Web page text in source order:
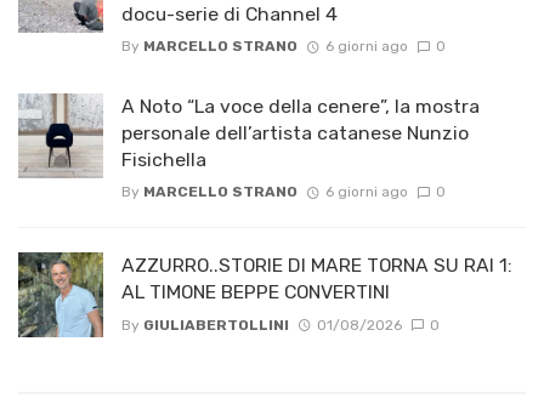
docu-serie di Channel 4
By MARCELLO STRANO 6 giorni ago 0
A Noto “La voce della cenere”, la mostra
personale dell’artista catanese Nunzio
Fisichella
By MARCELLO STRANO 6 giorni ago 0
AZZURRO..STORIE DI MARE TORNA SU RAI 1:
AL TIMONE BEPPE CONVERTINI
By GIULIABERTOLLINI 01/08/2026 0